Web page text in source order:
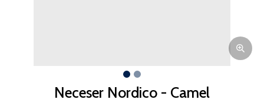
Neceser Nordico - Camel